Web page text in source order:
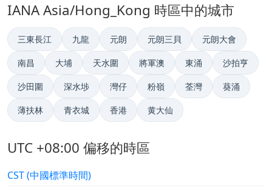
IANA Asia/Hong_Kong 時區中的城市
三東長江 九龍 元朗 元朗三貝 元朗大會
南昌 大埔 天水圍 將軍澳 東涌 沙拍亨
沙田圍 深水埗 灣仔 粉嶺 荃灣 葵涌
薄扶林 青衣城 香港 黄大仙
UTC +08:00 偏移的時區
CST (中國標準時間)